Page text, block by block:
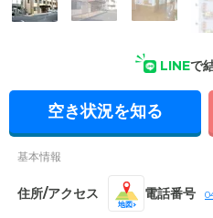
LINEで
空き状況を知る
基本情報
住所/アクセス
地図
電話番号